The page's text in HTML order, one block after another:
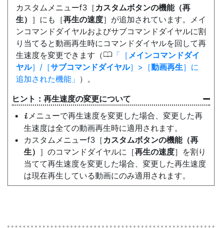
カスタムメニューf3［カスタムボタンの機能（再
生） ］にも［再生の速度］が追加されています。メイ
ンコマンドダイヤルおよびサブコマンドダイヤルに割
り当てると動画再生時にコマンドダイヤルを回して再
生速度を変更できます（0 ［メインコマンドダイ
ヤル］/［サブコマンドダイヤル］>［動画再生］に
追加された機能
）。
再生速度の変更について
i メニューで再生速度を変更した場合、変更した再
生速度は全ての動画再生時に適用されます。
カスタムメニューf3［カスタムボタンの機能（再
生） ］のコマンドダイヤルに［再生の速度］を割り
当てて再生速度を変更した場合、変更した再生速度
は現在再生している動画にのみ適用されます。